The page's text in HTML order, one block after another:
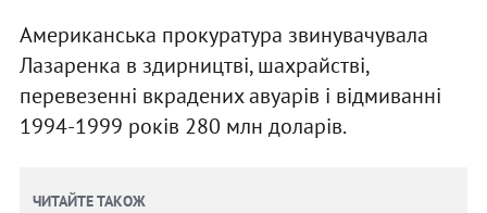
Американська прокуратура звинувачувала
Лазаренка в здирництві, шахрайстві,
перевезенні вкрадених авуарів і відмиванні
1994-1999 років 280 млн доларів.
ЧИТАЙТЕ ТАКОЖ